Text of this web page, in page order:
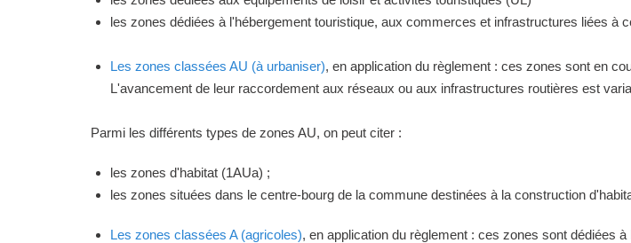
les zones dédiées à l'hébergement touristique, aux commerces et infrastructures liées à
Les zones classées AU (à urbaniser), en application du règlement : ces zones sont en
L'avancement de leur raccordement aux réseaux ou aux infrastructures routières est
Parmi les différents types de zones AU, on peut citer :
les zones d'habitat (1AUa) ;
les zones situées dans le centre-bourg de la commune destinées à la construction
Les zones classées A (agricoles), en application du règlement : ces zones sont dédiées